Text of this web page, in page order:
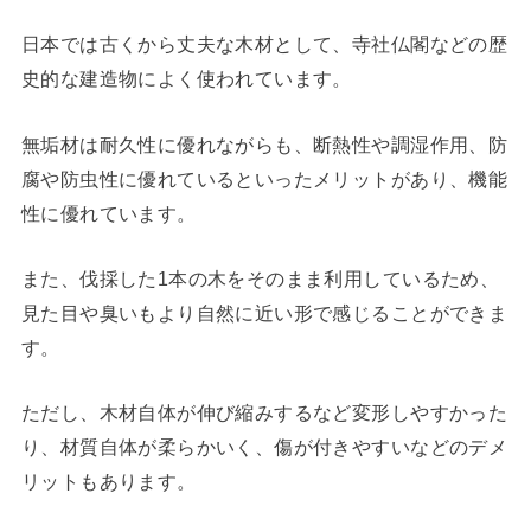
日本では古くから丈夫な木材として、寺社仏閣などの歴
史的な建造物によく使われています。
無垢材は耐久性に優れながらも、断熱性や調湿作用、防
腐や防虫性に優れているといったメリットがあり、機能
性に優れています。
また、伐採した1本の木をそのまま利用しているため、
見た目や臭いもより自然に近い形で感じることができま
す。
ただし、木材自体が伸び縮みするなど変形しやすかった
り、材質自体が柔らかいく、傷が付きやすいなどのデメ
リットもあります。